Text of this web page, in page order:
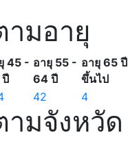
มอายุ
45 -
ปี
อายุ 55 -
64 ปี
อายุ 65 ปี
ขึ้นไป
42 4
มจังหวัด